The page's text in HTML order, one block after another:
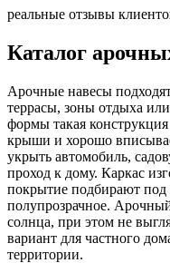
реальные отзывы
Каталог
Арочные навесы
террасы, зоны отдыха
формы такая
крыши и хорошо
укрыть автомобиль,
проход к дому. Каркас
покрытие подбирают под
полупрозрачное.
солнца, при этом не
вариант для частного
территории.